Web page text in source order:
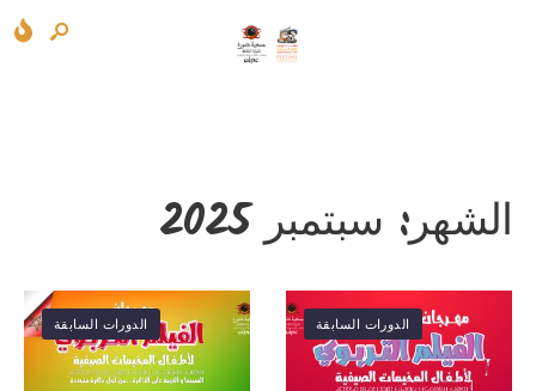
الشهر: سبتمبر 2025
الدورات السابقة الدورات السابقة